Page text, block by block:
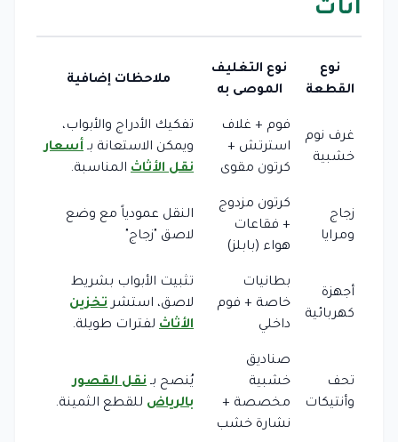
أثاث
نوع
القطعة
نوع التغليف
الموصى به
ملاحظات إضافية
غرف نوم
خشبية
فوم + غلاف
استرتش +
كرتون مقوى
تفكيك الأدراج والأبواب،
ويمكن الاستعانة بـ أسعار
نقل الأثاث المناسبة.
زجاج
ومرايا
كرتون مزدوج
+ فقاعات
هواء (بابلز)
النقل عمودياً مع وضع
لاصق "زجاج"
أجهزة
كهربائية
بطانيات
خاصة + فوم
داخلي
تثبيت الأبواب بشريط
لاصق، استشرتخزين
الأثاث لفترات طويلة.
تحف
وأنتيكات
صناديق
خشبية
مخصصة +
نشارة خشب
يُنصح بـ نقل القصور
بالرياض للقطع الثمينة.